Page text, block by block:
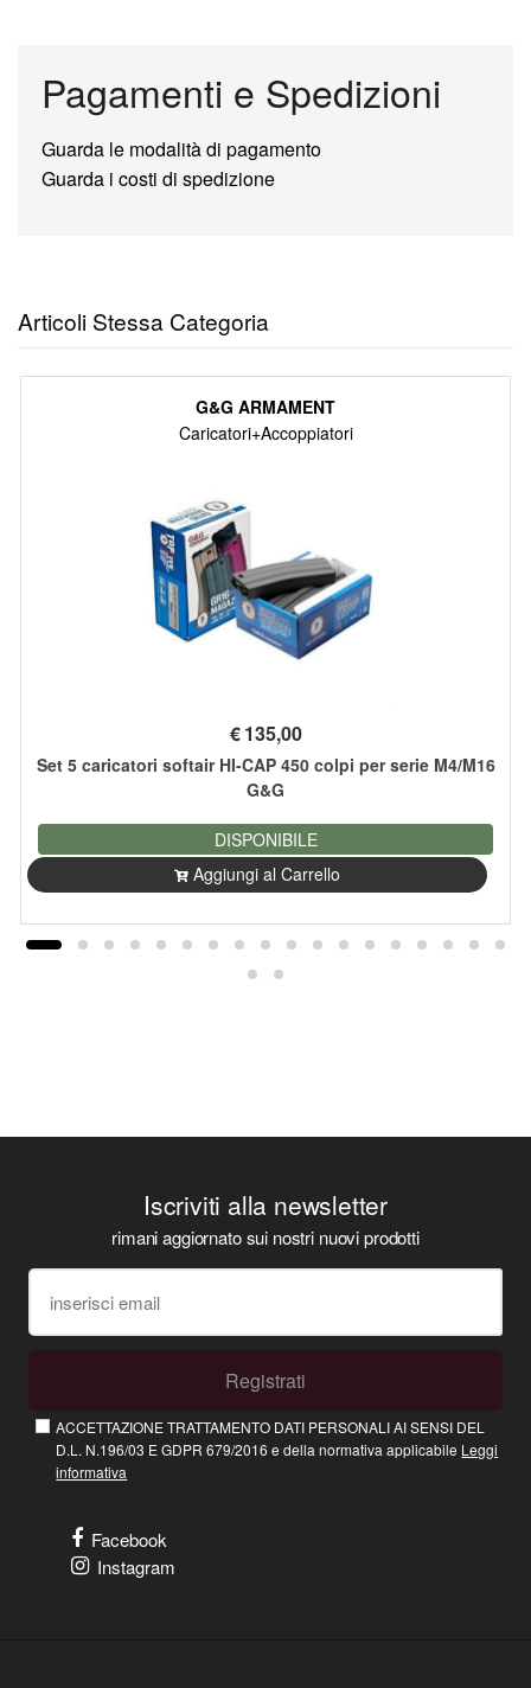
Pagamenti e Spedizioni
Guarda le modalità di pagamento
Guarda i costi di spedizione
Articoli Stessa Categoria
G&G ARMAMENT
Caricatori+Accoppiatori
€135,00
Set 5 caricatori softair HI-CAP 450 colpi per serie M4/M16
G&G
DISPONIBILE
Aggiungi al Carrello
Iscriviti alla newsletter
rimani aggiornato sui nostri nuovi prodotti
Registrati
ACCETTAZIONE TRATTAMENTO DATI PERSONALI AI SENSI DEL
D.L. N.196/03 E GDPR 679/2016 e della normativa applicabile Leggi
informativa
Facebook
Instagram